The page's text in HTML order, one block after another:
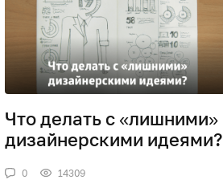
Что делать с «лишними»
дизайнерскими идеями?
0 14309